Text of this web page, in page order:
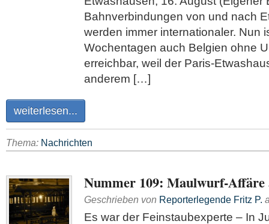
Bahnverbindungen von und nach
werden immer internationaler. Nun
Wochentagen auch Belgien ohne
erreichbar, weil der Paris-
anderem […]
weiterlesen...
Thema: Nachrichten
Nummer 109: Maulwurf-Affäre
Geschrieben von Reporterlegende Fritz P.
Es war der Feinstaubexperte – In